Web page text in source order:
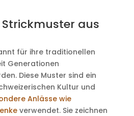
aus
für ihre traditionellen
Generationen
Diese Muster sind ein
Kultur und
Anlässe wie
verwendet. Sie zeichnen